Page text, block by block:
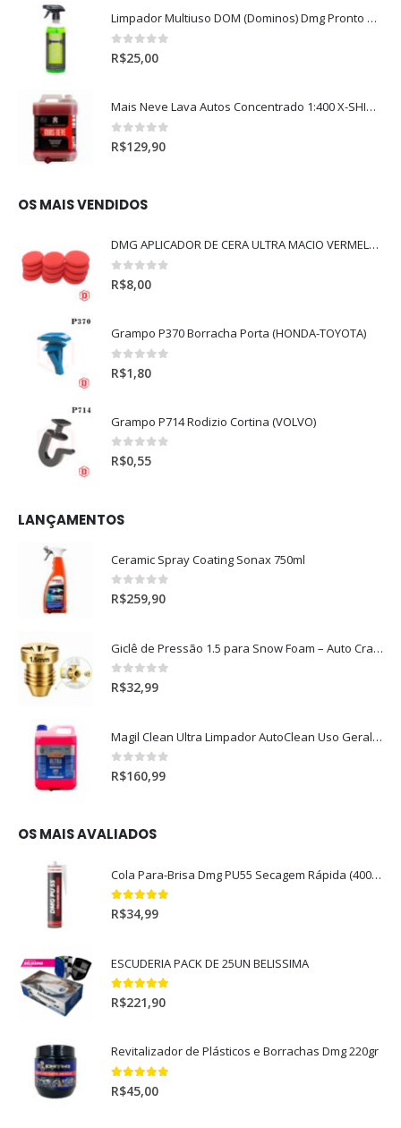
Limpador Multiuso DOM (Dominos) Dmg Pronto P/Uso (500ml)
0out of 5
R$25,00
Mais Neve Lava Autos Concentrado 1:400 X-SHINE 5Litros
0out of 5
R$129,90
OS MAIS VENDIDOS
DMG APLICADOR DE CERA ULTRA MACIO VERMELHO l
0out of 5
R$8,00
Grampo P370 Borracha Porta (HONDA-TOYOTA)
0 out of 5
R$1,80
Grampo P714 Rodizio Cortina (VOLVO)
0out of 5
R$0,55
LANÇAMENTOS
Ceramic Spray Coating Sonax 750ml
0out of 5
R$259,90
Giclê de Pressão 1.5 para Snow Foam – Auto Crazy
0out of 5
R$32,99
Magil Clean Ultra Limpador AutoClean Uso Geral 5L
0out of 5
R$160,99
OS MAIS AVALIADOS
Cola Para-Brisa Dmg PU55 Secagem Rápida (400gr)
5.00out of 5
R$34,99
ESCUDERIA PACK DE 25UN BELISSIMA
5.00out of 5
R$221,90
Revitalizador de Plásticos e Borrachas Dmg 220gr
5.00out of 5
R$45,00